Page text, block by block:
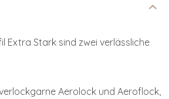
Extra Stark sind zwei verlässliche
Aerolock und Aeroflock,